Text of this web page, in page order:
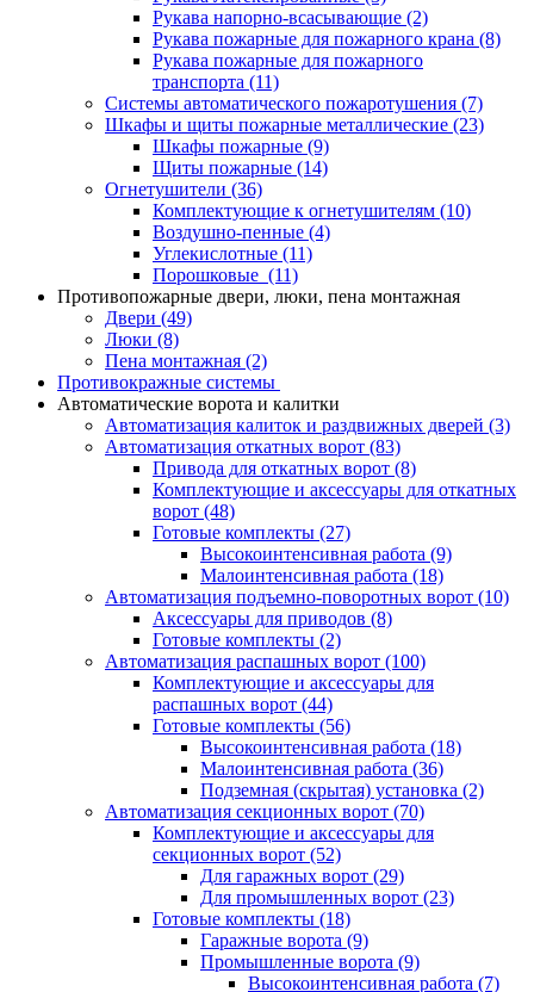
Рукава напорно-всасывающие (2)
Рукава пожарные для пожарного крана (8)
Рукава пожарные для пожарного
транспорта (11)
Системы автоматического пожаротушения (7)
Шкафы и щиты пожарные металлические (23)
Шкафы пожарные (9)
Щиты пожарные (14)
Огнетушители (36)
Комплектующие к огнетушителям (10)
Воздушно-пенные (4)
Углекислотные (11)
Порошковые (11)
Противопожарные двери, люки, пена монтажная
Двери (49)
Люки (8)
Пена монтажная (2)
Противокражные системы
Автоматические ворота и калитки
Автоматизация калиток и раздвижных дверей (3)
Автоматизация откатных ворот (83)
Привода для откатных ворот (8)
Комплектующие и аксессуары для откатных
ворот (48)
Готовые комплекты (27)
Высокоинтенсивная работа (9)
Малоинтенсивная работа (18)
Автоматизация подъемно-поворотных ворот (10)
Аксессуары для приводов (8)
Готовые комплекты (2)
Автоматизация распашных ворот (100)
Комплектующие и аксессуары для
распашных ворот (44)
Готовые комплекты (56)
Высокоинтенсивная работа (18)
Малоинтенсивная работа (36)
Подземная (скрытая) установка (2)
Автоматизация секционных ворот (70)
Комплектующие и аксессуары для
секционных ворот (52)
Для гаражных ворот (29)
Для промышленных ворот (23)
Готовые комплекты (18)
Гаражные ворота (9)
Промышленные ворота (9)
Высокоинтенсивная работа (7)